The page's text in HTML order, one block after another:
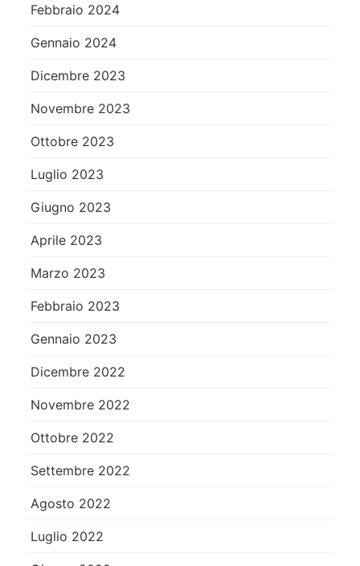
Febbraio 2024
Gennaio 2024
Dicembre 2023
Novembre 2023
Ottobre 2023
Luglio 2023
Giugno 2023
Aprile 2023
Marzo 2023
Febbraio 2023
Gennaio 2023
Dicembre 2022
Novembre 2022
Ottobre 2022
Settembre 2022
Agosto 2022
Luglio 2022